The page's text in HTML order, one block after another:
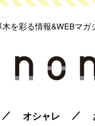
を彩る情報&WEBマガ
オシャレ